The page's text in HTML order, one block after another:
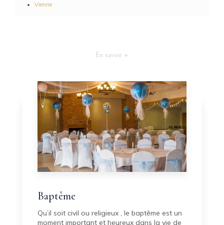
Vienne
En savoir +
Baptême
Qu’il soit civil ou religieux , le baptême est un
moment important et heureux dans la vie de